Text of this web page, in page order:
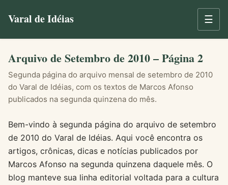
Varal de Idéias ☰
Arquivo de Setembro de 2010 – Página 2
Segunda página do arquivo mensal de setembro de 2010
do Varal de Idéias, com os textos de Marcos Afonso
publicados na segunda quinzena do mês.
Bem-vindo à segunda página do arquivo de setembro
de 2010 do Varal de Idéias. Aqui você encontra os
artigos, crônicas, dicas e notícias publicados por
Marcos Afonso na segunda quinzena daquele mês. O
blog manteve sua linha editorial voltada para a cultura